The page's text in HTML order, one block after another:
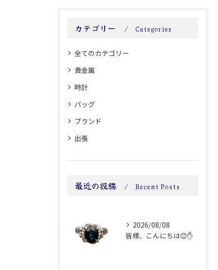
カテゴリー Categories
全てのカテゴリー
貴金属
時計
バッグ
ブランド
出張
最近の投稿 Recent Posts
2026/08/08
皆様、こんにちは😊✋